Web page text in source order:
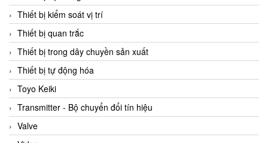
Thiết bị kiểm soát vị trí
Thiết bị quan trắc
Thiết bị trong dây chuyền sản xuất
Thiết bị tự động hóa
Toyo Keiki
Transmitter - Bộ chuyển đổi tín hiệu
Valve